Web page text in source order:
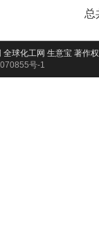
总
全球化工网 生意宝 著作权
号-1